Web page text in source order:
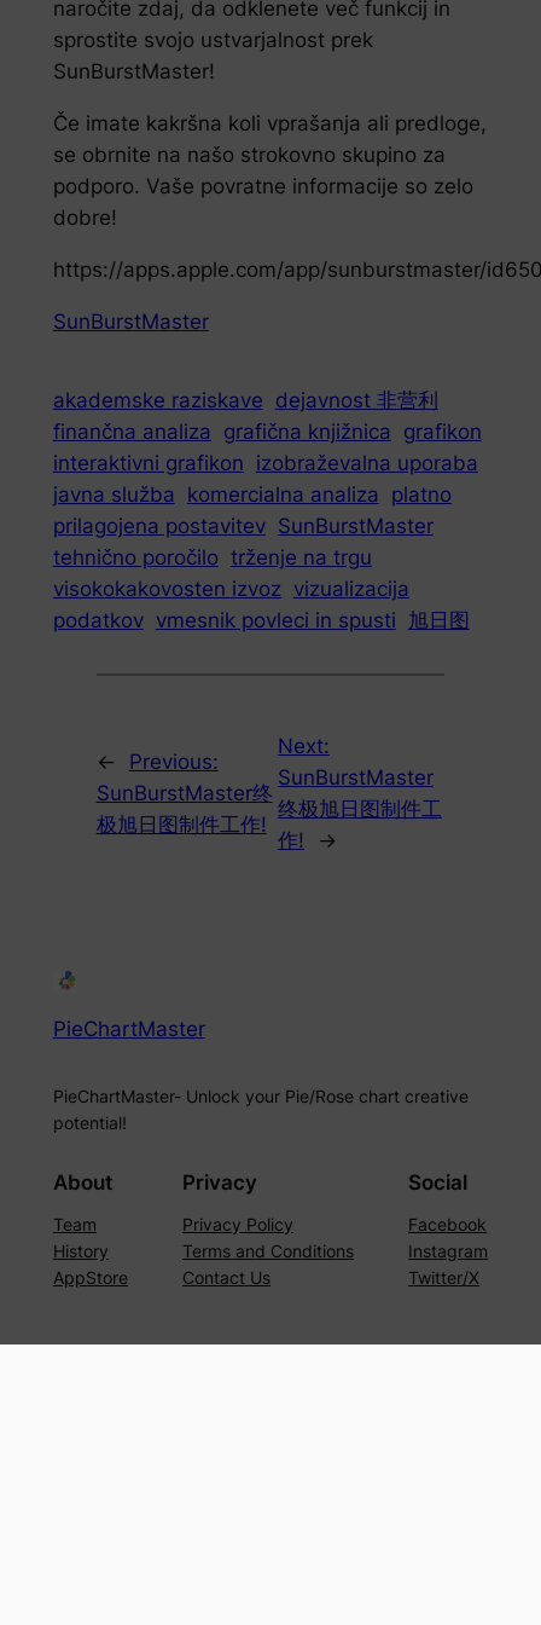
naročite zdaj, da odklenete več funkcij in
sprostite svojo ustvarjalnost prek
SunBurstMaster!
Če imate kakršna koli vprašanja ali predloge,
se obrnite na našo strokovno skupino za
podporo. Vaše povratne informacije so zelo
dobre!
https://apps.apple.com/app/sunburstmaster/
SunBurstMaster
akademske raziskave dejavnost 非营利
finančna analiza
grafična knjižnica
grafikon
interaktivni grafikon izobraževalna uporaba
javna služba
komercialna analiza
platno
prilagojena postavitev SunBurstMaster
tehnično poročilo trženje na trgu
visokokakovosten izvoz vizualizacija
podatkov vmesnik povleci in spusti 旭日图
←
Previous:
SunBurstMaster终
极旭日图制件工作!
Next:
SunBurstMaster
终极旭日图制件工
作!
→
PieChartMaster
PieChartMaster- Unlock your Pie/Rose chart creative
potential!
About
Team
History
AppStore
Privacy
Privacy Policy
Terms and Conditions
Contact Us
Social
Facebook
Instagram
Twitter/X